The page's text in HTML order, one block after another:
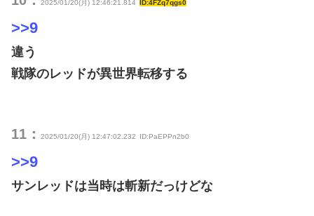
2025/01/20(月) 12:46:21.814 ID:4FZq7qgs0
>>9
違う
戦隊のレッドが異世界転移する
11： 2025/01/20(月) 12:47:02.232 ID:PaEPPn2b0
>>9
サンレッドは当時は斬新だっけどな